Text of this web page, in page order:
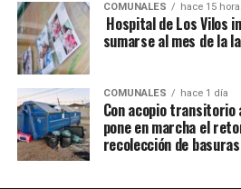
COMUNALES hace 15
Hospital de Los Vilos
sumarse al mes de la
COMUNALES hace 1 día
Con acopio transitorio
pone en marcha el
recolección de basuras